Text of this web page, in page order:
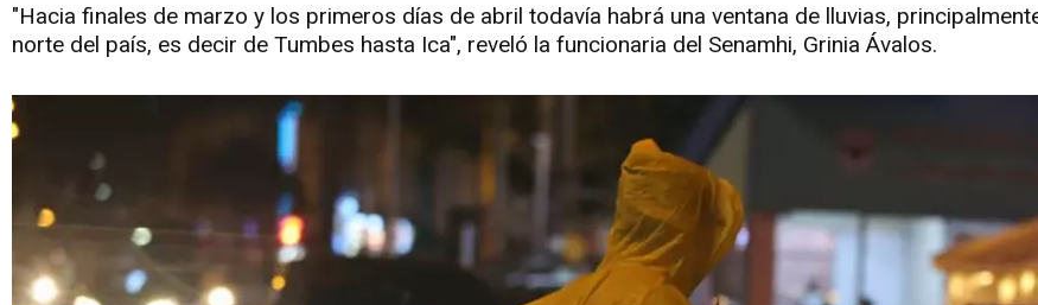
"Hacia finales de marzo y los primeros días de abril todavía habrá una ventana de lluvias,
norte del país, es decir de Tumbes hasta Ica", reveló la funcionaria del Senamhi, Grinia Ávalos.